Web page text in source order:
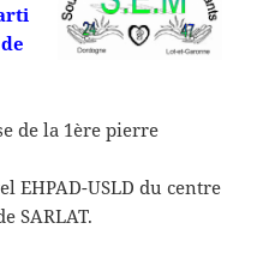
de la 1ère pierre
EHPAD-USLD du centre
SARLAT.